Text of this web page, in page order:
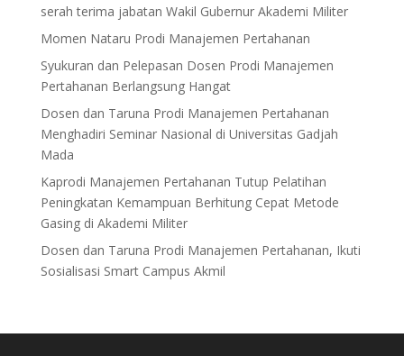
serah terima jabatan Wakil Gubernur Akademi Militer
Momen Nataru Prodi Manajemen Pertahanan
Syukuran dan Pelepasan Dosen Prodi Manajemen
Pertahanan Berlangsung Hangat
Dosen dan Taruna Prodi Manajemen Pertahanan
Menghadiri Seminar Nasional di Universitas Gadjah
Mada
Kaprodi Manajemen Pertahanan Tutup Pelatihan
Peningkatan Kemampuan Berhitung Cepat Metode
Gasing di Akademi Militer
Dosen dan Taruna Prodi Manajemen Pertahanan, Ikuti
Sosialisasi Smart Campus Akmil